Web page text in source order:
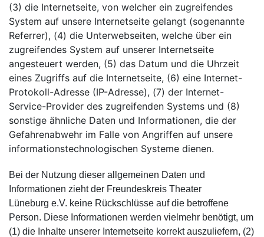
(3) die Internetseite, von welcher ein zugreifendes
System auf unsere Internetseite gelangt (sogenannte
Referrer), (4) die Unterwebseiten, welche über ein
zugreifendes System auf unserer Internetseite
angesteuert werden, (5) das Datum und die Uhrzeit
eines Zugriffs auf die Internetseite, (6) eine Internet-
Protokoll-Adresse (IP-Adresse), (7) der Internet-
Service-Provider des zugreifenden Systems und (8)
sonstige ähnliche Daten und Informationen, die der
Gefahrenabwehr im Falle von Angriffen auf unsere
informationstechnologischen Systeme dienen.
Bei der Nutzung dieser allgemeinen Daten und
Informationen zieht der Freundeskreis Theater
Lüneburg e.V. keine Rückschlüsse auf die betroffene
Person. Diese Informationen werden vielmehr benötigt, um
(1) die Inhalte unserer Internetseite korrekt auszuliefern, (2)